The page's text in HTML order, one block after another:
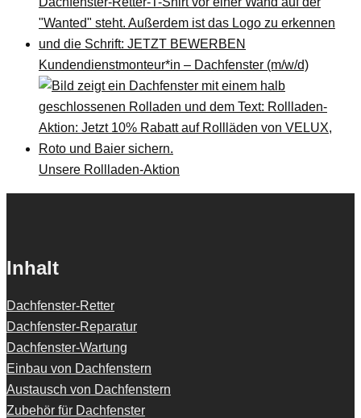
Kundendienstmonteur*in – Dachfenster (m/w/d)
Unsere Rollladen-Aktion
Inhalt
Dachfenster-Retter
Dachfenster-Reparatur
Dachfenster-Wartung
Einbau von Dachfenstern
Austausch von Dachfenstern
Zubehör für Dachfenster